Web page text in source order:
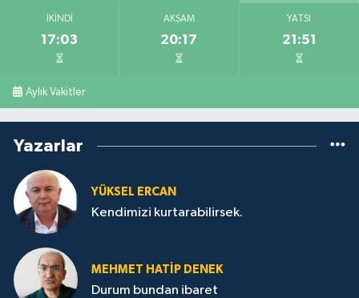
İKINDI
17:03
AKŞAM
20:17
YATSI
21:51
Aylık Vakitler
Yazarlar
YÜKSEL ERCAN
Kendimizi kurtarabilirsek.
MEHMET HATİP DENEK
Durum bundan ibaret